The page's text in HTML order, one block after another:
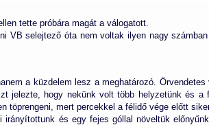
tette próbára magát a válogatott.
selejtező óta nem voltak ilyen nagy
a küzdelem lesz a meghatározó.
jelezte, hogy nekünk volt több helyzetünk és a
mert percekkel a félidő vége előtt
és egy fejes góllal növeltük